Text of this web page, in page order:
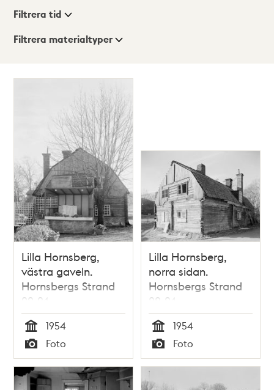
Visningsläge
Filtrera tid
Filtrera materialtyper
Lilla Hornsberg,
västra gaveln.
Hornsbergs Strand
22-24
Tid
1954
Typ
Foto
Lilla Hornsberg,
norra sidan.
Hornsbergs Strand
22-24
Tid
1954
Typ
Foto